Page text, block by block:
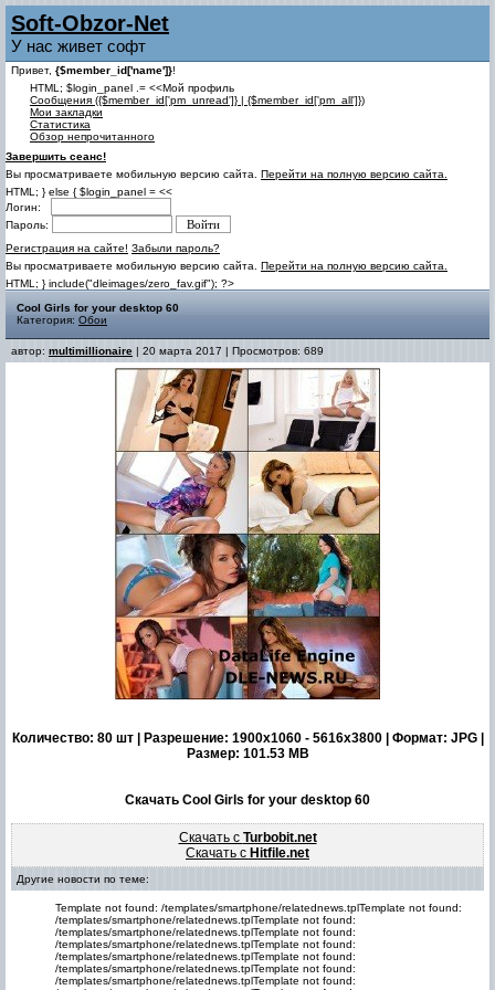
Soft-Obzor-Net
У нас живет софт
Привет, {$member_id['name']}!
HTML; $login_panel .= <<Мой профиль
Cообщения ({$member_id['pm_unread']} | {$member_id['pm_all']})
Мои закладки
Статистика
Обзор непрочитанного
Завершить сеанс!
Вы просматриваете мобильную версию сайта. Перейти на полную версию сайта.
HTML; } else { $login_panel = <<
Логин:
Пароль:
Регистрация на сайте! Забыли пароль?
Вы просматриваете мобильную версию сайта. Перейти на полную версию сайта.
HTML; } include("dleimages/zero_fav.gif"); ?>
Cool Girls for your desktop 60
Категория: Обои
автор: multimillionaire | 20 марта 2017 | Просмотров: 689
Количество: 80 шт | Разрешение: 1900x1060 - 5616x3800 | Формат: JPG |
Размер: 101.53 MB
Скачать Cool Girls for your desktop 60
Скачать с Turbobit.net
Скачать с Hitfile.net
Другие новости по теме:
Template not found: /templates/smartphone/relatednews.tplTemplate not found:
/templates/smartphone/relatednews.tplTemplate not found:
/templates/smartphone/relatednews.tplTemplate not found:
/templates/smartphone/relatednews.tplTemplate not found:
/templates/smartphone/relatednews.tplTemplate not found:
/templates/smartphone/relatednews.tplTemplate not found:
/templates/smartphone/relatednews.tplTemplate not found: